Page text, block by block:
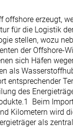
offshore erzeugt,
für die Logistik
stellen, wozu
der Offshore-
sich Häfen
als
entsprechender
des
1
Beim
Kilometern wird
als